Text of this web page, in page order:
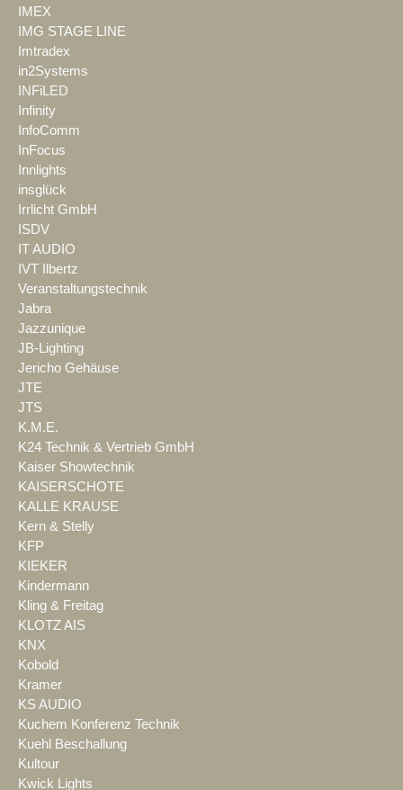
IMEX
IMG STAGE LINE
Imtradex
in2Systems
INFiLED
Infinity
InfoComm
InFocus
Innlights
insglück
Irrlicht GmbH
ISDV
IT AUDIO
IVT Ilbertz
Veranstaltungstechnik
Jabra
Jazzunique
JB-Lighting
Jericho Gehäuse
JTE
JTS
K.M.E.
K24 Technik & Vertrieb GmbH
Kaiser Showtechnik
KAISERSCHOTE
KALLE KRAUSE
Kern & Stelly
KFP
KIEKER
Kindermann
Kling & Freitag
KLOTZ AIS
KNX
Kobold
Kramer
KS AUDIO
Kuchem Konferenz Technik
Kuehl Beschallung
Kultour
Kwick Lights